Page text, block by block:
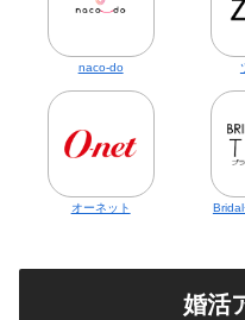
naco-do
オーネット
婚活